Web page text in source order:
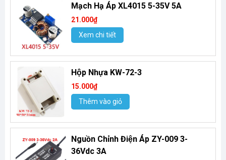
Mạch Hạ Áp XL4015 5-35V 5A
21.000₫
Xem chi tiết
Hộp Nhựa KW-72-3
15.000₫
Thêm vào giỏ
Nguồn Chỉnh Điện Áp ZY-009 3-
36Vdc 3A